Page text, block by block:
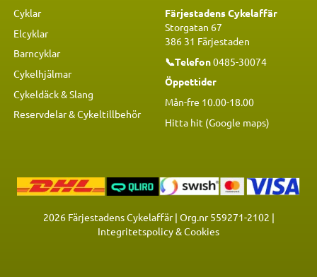
Cyklar
Elcyklar
Barncyklar
Cykelhjälmar
Cykeldäck & Slang
Reservdelar&Cykeltillbehör
Färjestadens Cykelaffär
Storgatan 67
386 31 Färjestaden
📞Telefon0485-30074
Öppettider
Mån-fre 10.00-18.00
Hitta hit (Google maps)
2026Färjestadens Cykelaffär | Org.nr 559271-2102 |
Integritetspolicy & Cookies